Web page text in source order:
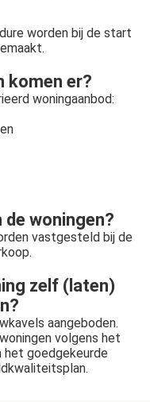
worden bij de start
komen er?
woningaanbod:
de woningen?
vastgesteld bij de
zelf (laten)
aangeboden.
volgens het
goedgekeurde